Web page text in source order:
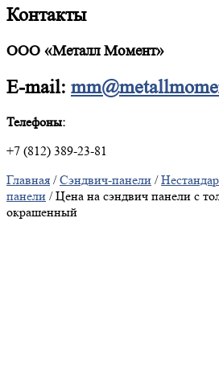
Контакты
ООО «Металл Момент»
E-mail:
Телефоны:
+7 (812) 389-23-81
Главная /Сэндвич-панели /
панели / Цена на сэндвич панели с
окрашенный